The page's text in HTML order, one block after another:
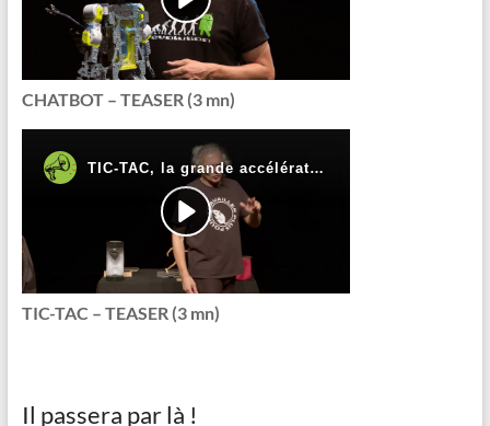
CHATBOT – TEASER (3 mn)
TIC-TAC – TEASER (3 mn)
Il passera par là !